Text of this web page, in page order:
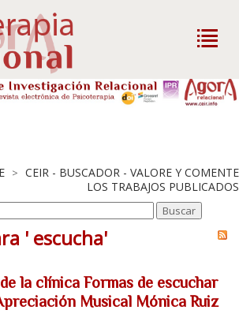
> CEIR - BUSCADOR - VALORE Y COMENTE
LOS TRABAJOS PUBLICADOS
' escucha'
la clínica Formas de escuchar
Musical Mónica Ruiz